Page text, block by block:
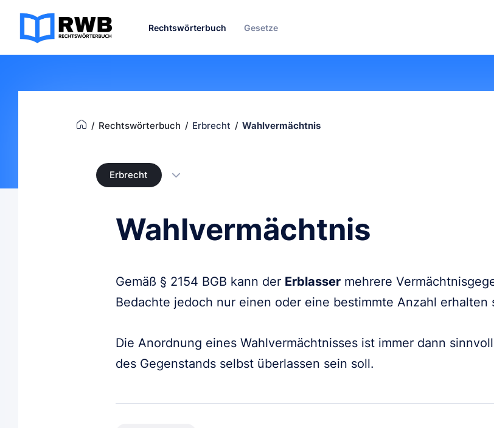
Rechtswörterbuch Gesetze
Rechtswörterbuch Erbrecht Wahlvermächtnis
Erbrecht
Wahlvermächtnis
Gemäß § 2154 BGB kann der Erblasser mehrere
Bedachte jedoch nur einen oder eine bestimmte Anzahl erhalten
Die Anordnung eines Wahlvermächtnisses ist immer dann
des Gegenstands selbst überlassen sein soll.